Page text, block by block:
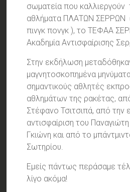
σωματεία που καλλιεργούν
αθλήματα ΠΛΑΤΩΝ ΣΕΡΡΩΝ
πινγκ πονγκ ), το ΤΕΦΑΑ
Ακαδημία Αντισφαίρισης
Στην εκδήλωση
μαγνητοσκοπημένα
σημαντικούς αθλητές
αθλημάτων της ρακέτας,
Στέφανο Τσιτσιπά, από την
αντισφαίριση του Παναγιώτη
Γκιώνη και από το
Σωτηρίου.
Εμείς πάντως περάσαμε
λίγο ακόμα!